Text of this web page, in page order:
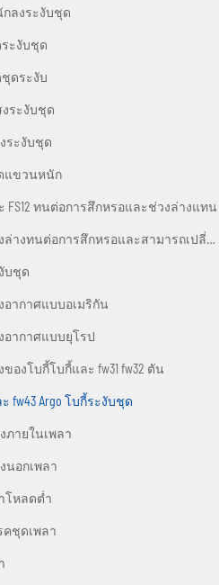
กลงระงับชุด
ระงับชุด
ชุดระงับ
งระงับชุด
ระงับชุด
แขวนหนัก
FS12 ทนต่อการสึกหรอและช่วงล่างแทน
fs14 ช่วงล่างทนต่อการสึกหรอและสามารถเปลี่ยนชุด
บชุด
อากาศแบบอเมริกัน
อากาศแบบยุโรป
องโบกี้โบกี้และ fw31 fw32 ตัน
ะ fw43 Argo โบกี้ระงับชุด
ภายในเพลา
นอกเพลา
โหลดต่ำ
คชุดเพลา